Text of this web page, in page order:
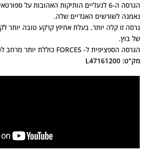
הגרסה ה-6 לנעליים הותיקות האהובות על
נאמנה לשורשים האגדיים שלה.
גרסה זו קלה יותר, בעלת אחיזץ קרקע טובה יותר
של בוץ.
הגרסה הספציפית ל- FORCES כוללת יותר מרחב לכף הרגל.
מק"ט: L47161200